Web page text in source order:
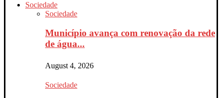
Sociedade
Sociedade
Município avança com renovação da rede
de água...
August 4, 2026
Sociedade